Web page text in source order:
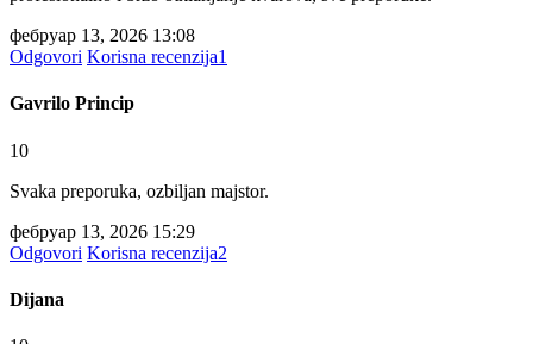
фебруар 13, 2026 13:08
Odgovori Korisna recenzija1
Gavrilo Princip
10
Svaka preporuka, ozbiljan majstor.
фебруар 13, 2026 15:29
Odgovori Korisna recenzija2
Dijana